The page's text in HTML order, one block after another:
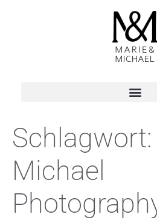
Schlagwort:
Michael